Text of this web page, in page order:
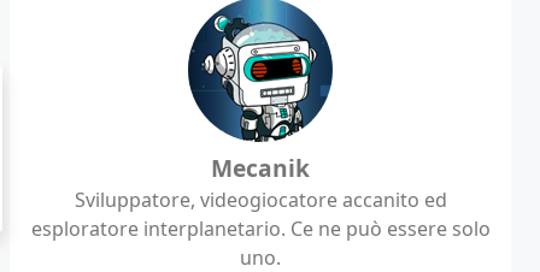
Mecanik
Sviluppatore, videogiocatore accanito ed
esploratore interplanetario. Ce ne può essere solo
uno.